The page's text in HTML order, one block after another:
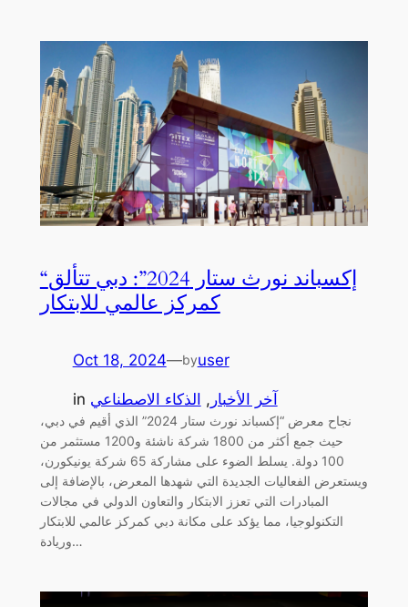
“إكسباند نورث ستار 2024”: دبي تتألق
كمركز عالمي للابتكار
Oct 18, 2024—byuser
in آخر الأخبار , الذكاء الاصطناعي
نجاح معرض “إكسباند نورث ستار 2024” الذي أقيم في دبي،
حيث جمع أكثر من 1800 شركة ناشئة و1200 مستثمر من
100 دولة. يسلط الضوء على مشاركة 65 شركة يونيكورن،
ويستعرض الفعاليات الجديدة التي شهدها المعرض، بالإضافة إلى
المبادرات التي تعزز الابتكار والتعاون الدولي في مجالات
التكنولوجيا، مما يؤكد على مكانة دبي كمركز عالمي للابتكار
وريادة…